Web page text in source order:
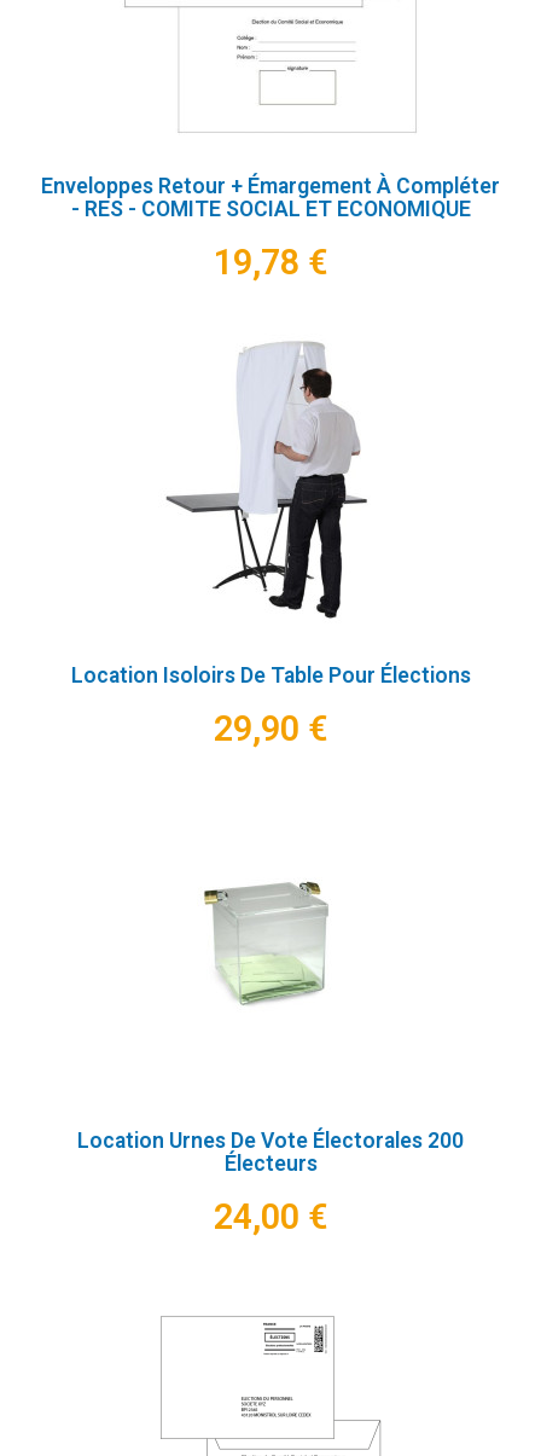
Enveloppes Retour + Émargement À Compléter
- RES - COMITE SOCIAL ET ECONOMIQUE
19,78 €
Location Isoloirs De Table Pour Élections
29,90 €
Location Urnes De Vote Électorales 200
Électeurs
24,00 €